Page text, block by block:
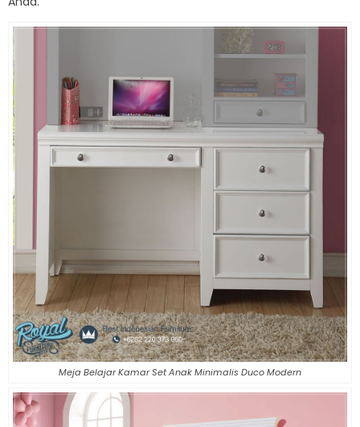
Meja Belajar Kamar Set Anak Minimalis Duco Modern